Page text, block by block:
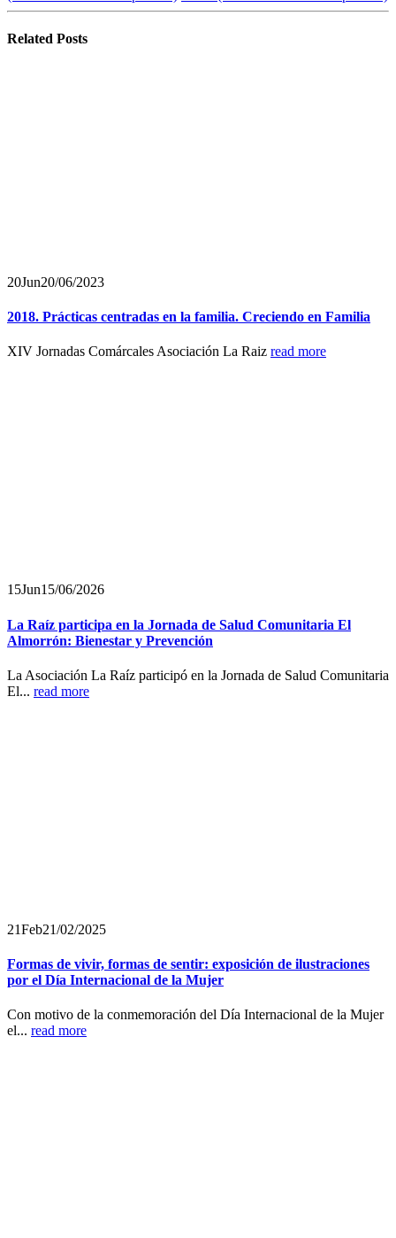
Related Posts
20Jun20/06/2023
2018. Prácticas centradas en la familia. Creciendo en Familia
XIV Jornadas Comárcales Asociación La Raiz read more
15Jun15/06/2026
La Raíz participa en la Jornada de Salud Comunitaria El
Almorrón: Bienestar y Prevención
La Asociación La Raíz participó en la Jornada de Salud Comunitaria
El... read more
21Feb21/02/2025
Formas de vivir, formas de sentir: exposición de ilustraciones
por el Día Internacional de la Mujer
Con motivo de la conmemoración del Día Internacional de la Mujer
el... read more